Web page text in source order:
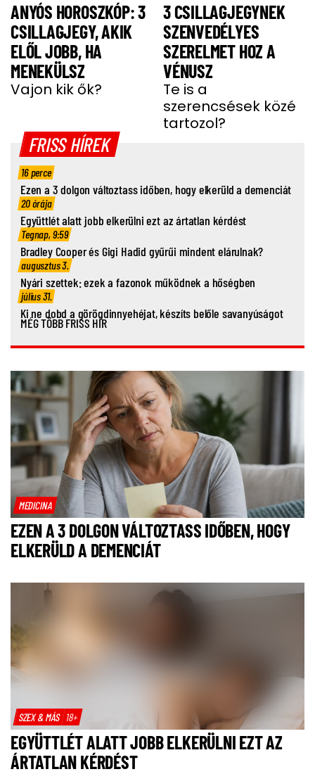
ANYÓS HOROSZKÓP: 3
CSILLAGJEGY, AKIK
ELŐL JOBB, HA
MENEKÜLSZ
Vajon kik ők?
3 CSILLAGJEGYNEK
SZENVEDÉLYES
SZERELMET HOZ A
VÉNUSZ
Te is a
szerencsések közé
tartozol?
FRISS HÍREK
16 perce
Ezen a 3 dolgon változtass időben, hogy elkerüld a demenciát
20 órája
Együttlét alatt jobb elkerülni ezt az ártatlan kérdést
Tegnap, 9:59
Bradley Cooper és Gigi Hadid gyűrűi mindent elárulnak?
augusztus 3.
Nyári szettek: ezek a fazonok működnek a hőségben
július 31.
Ki ne dobd a görögdinnyehéjat, készíts belőle savanyúságot
MÉG TÖBB FRISS HÍR
MEDICINA
EZEN A 3 DOLGON VÁLTOZTASS IDŐBEN, HOGY
ELKERÜLD A DEMENCIÁT
SZEX & MÁS 18+
EGYÜTTLÉT ALATT JOBB ELKERÜLNI EZT AZ
ÁRTATLAN KÉRDÉST